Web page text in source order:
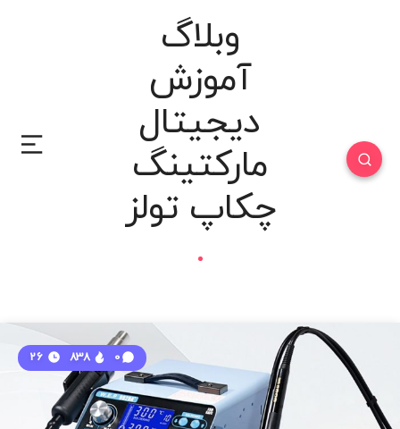
وبلاگ
آموزش
دیجیتال
مارکتینگ
چکاپ تولز
0
838